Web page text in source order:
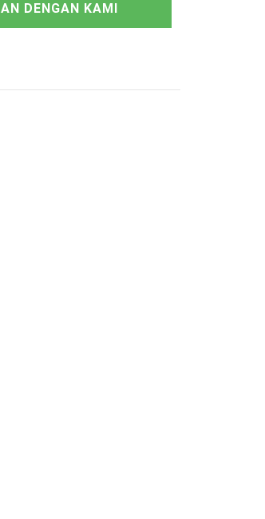
DENGAN KAMI